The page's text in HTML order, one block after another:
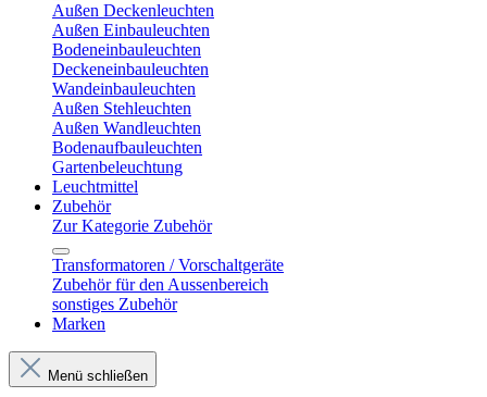
Außen Deckenleuchten
Außen Einbauleuchten
Bodeneinbauleuchten
Deckeneinbauleuchten
Wandeinbauleuchten
Außen Stehleuchten
Außen Wandleuchten
Bodenaufbauleuchten
Gartenbeleuchtung
Leuchtmittel
Zubehör
Zur Kategorie Zubehör
Transformatoren / Vorschaltgeräte
Zubehör für den Aussenbereich
sonstiges Zubehör
Marken
Menü schließen